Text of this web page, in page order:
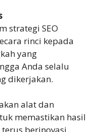
strategi SEO
rinci kepada
yang
Anda selalu
dikerjakan.
alat dan
memastikan hasil
berinovasi